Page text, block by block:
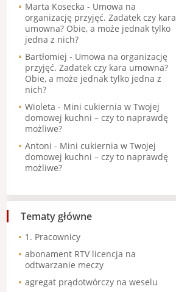
Marta Kosecka - Umowa na
organizację przyjęć. Zadatek czy kara
umowna? Obie, a może jednak tylko
jedna z nich?
Bartłomiej - Umowa na organizację
przyjęć. Zadatek czy kara umowna?
Obie, a może jednak tylko jedna z
nich?
Wioleta - Mini cukiernia w Twojej
domowej kuchni – czy to naprawdę
możliwe?
Antoni - Mini cukiernia w Twojej
domowej kuchni – czy to naprawdę
możliwe?
Tematy główne
1. Pracownicy
abonament RTV licencja na
odtwarzanie meczy
agregat prądotwórczy na weselu